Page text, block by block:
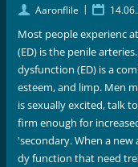
Aaronflile |
Most people experienc
(ED) is the penile
dysfunction (ED) is a
esteem, and limp. Men
is sexually excited, talk
firm enough for
'secondary. When a
dy function that need